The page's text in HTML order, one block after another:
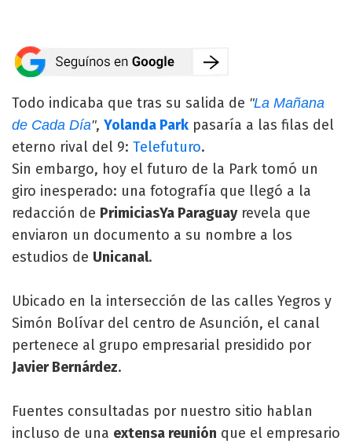
Todo indicaba que tras su salida de "La Mañana
de Cada Día", Yolanda Park pasaría a las filas del
eterno rival del 9: Telefuturo.
Sin embargo, hoy el futuro de la Park tomó un
giro inesperado: una fotografía que llegó a la
redacción de PrimiciasYa Paraguayrevela que
enviaron un documento a su nombre a los
estudios de Unicanal.
Ubicado en la intersección de las calles Yegros y
Simón Bolívar del centro de Asunción, el canal
pertenece al grupo empresarial presidido por
Javier Bernárdez.
Fuentes consultadas por nuestro sitio hablan
incluso de una extensa reunión que el empresario